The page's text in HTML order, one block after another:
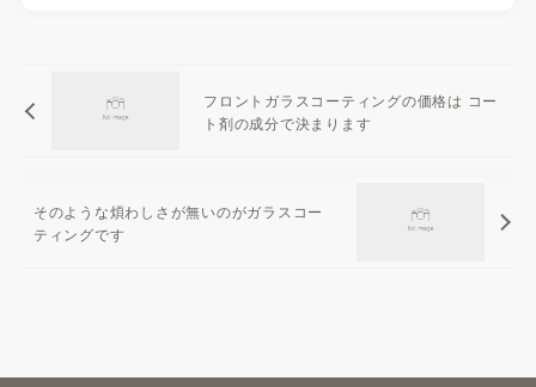
フロントガラスコーティングの価格は コー
ト剤の成分で決まります
そのような煩わしさが無いのがガラスコー
ティングです